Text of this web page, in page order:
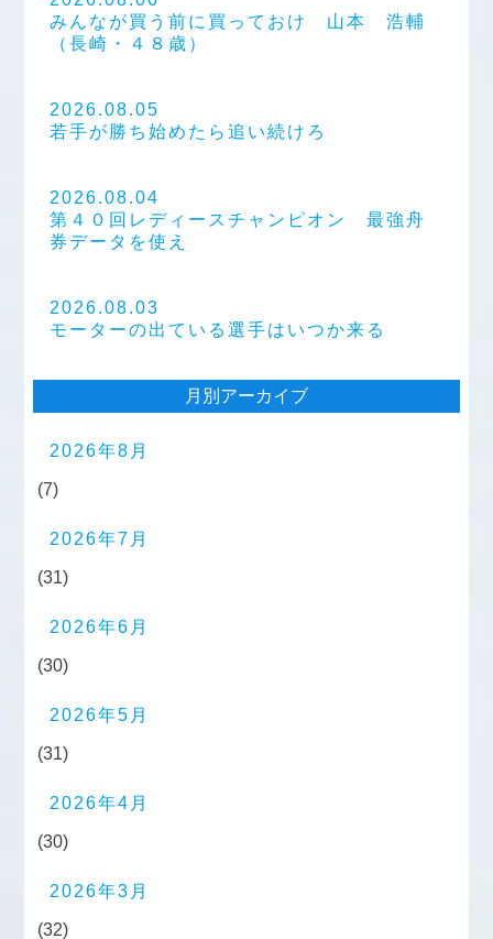
みんなが買う前に買っておけ 山本 浩輔
（長崎・４８歳）
2026.08.05
若手が勝ち始めたら追い続けろ
2026.08.04
第４０回レディースチャンピオン 最強舟
券データを使え
2026.08.03
モーターの出ている選手はいつか来る
月別アーカイブ
2026年8月
(7)
2026年7月
(31)
2026年6月
(30)
2026年5月
(31)
2026年4月
(30)
2026年3月
(32)